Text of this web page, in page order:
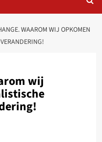
WAAROM WIJ OPKOMEN
wij